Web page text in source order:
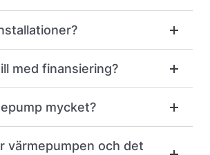
med finansiering?
mycket?
värmepumpen och det